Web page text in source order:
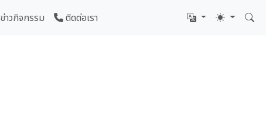
ข่าวกิจกรรม ติดต่อเรา